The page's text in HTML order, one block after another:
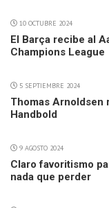
10 OCTUBRE 2024
El Barça recibe al
Champions League
5 SEPTIEMBRE 2024
Thomas Arnoldsen
Handbold
9 AGOSTO 2024
Claro favoritismo
nada que perder